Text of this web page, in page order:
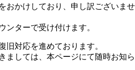
おかけしており、申し訳ございませ
ンターで受け付けます。
旧対応を進めております。
ましては、本ページにて随時お知ら